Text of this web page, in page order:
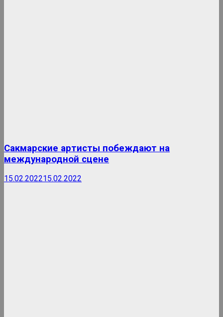
Сакмарские артисты побеждают на
международной сцене
15.02.202215.02.2022